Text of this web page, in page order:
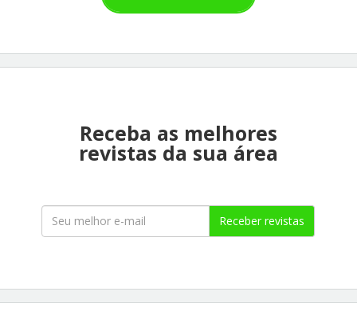
Receba as melhores
revistas da sua área
Receber revistas